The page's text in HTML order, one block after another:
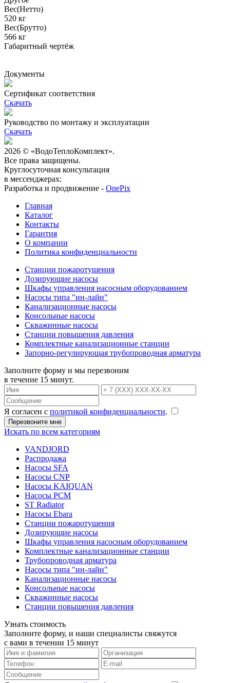
Вес(Нетто)
520 кг
Вес(Брутто)
566 кг
Габаритный чертёж
Документы
Сертификат соответствия
Скачать
Руководство по монтажу и эксплуатации
Скачать
2026 © «ВодоТеплоКомплект».
Все права защищены.
Круглосуточная консультация
в мессенджерах:
Разработка и продвижение - OnePix
Главная
Каталог
Контакты
Гарантия
О компании
Политика конфиденциальности
Станции пожаротушения
Дозирующие насосы
Шкафы управления насосным оборудованием
Насосы типа "ин-лайн"
Канализационные насосы
Консольные насосы
Скважинные насосы
Станции повышения давления
Комплектные канализационные станции
Запорно-регулирующая трубопроводная арматура
Заполните форму и мы перезвоним
в течение 15 минут.
Я согласен с политикой конфиденциальности.
Искать по всем категориям
VANDJORD
Распродажа
Насосы SFA
Насосы CNP
Насосы KAIQUAN
Насосы PCM
ST Radiator
Насосы Ebara
Станции пожаротушения
Дозирующие насосы
Шкафы управления насосным оборудованием
Комплектные канализационные станции
Трубопроводная арматура
Насосы типа "ин-лайн"
Канализационные насосы
Консольные насосы
Скважинные насосы
Станции повышения давления
Узнать стоимость
Заполните форму, и наши специалисты свяжутся
с вами в течении 15 минут